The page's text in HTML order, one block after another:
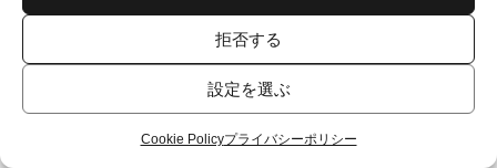
拒否する
設定を選ぶ
Cookie Policyプライバシーポリシー